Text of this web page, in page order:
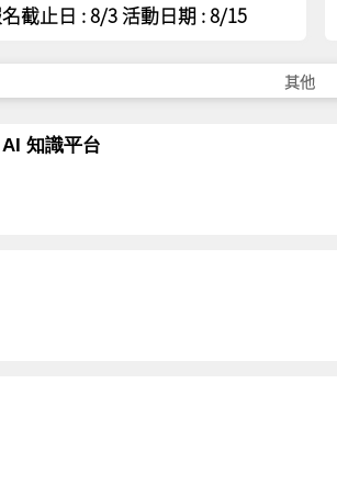
截止日 : 8/3 活動日期 : 8/15
其他
知識平台